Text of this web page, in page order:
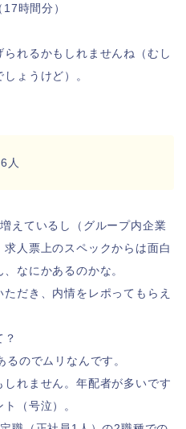
時間分）
れるかもしれませんね（むし
ょうけど）。
えているし（グループ内企業
人票上のスペックからは面白
なにかあるのかな。
だき、内情をレポってもらえ
？
のでムリなんです。
れません。年配者が多いです
（号泣）。